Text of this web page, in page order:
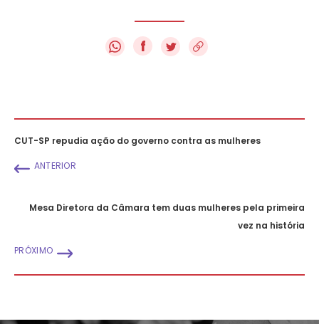
f
CUT-SP repudia ação do governo contra as mulheres
ANTERIOR
Mesa Diretora da Câmara tem duas mulheres pela primeira
vez na história
PRÓXIMO